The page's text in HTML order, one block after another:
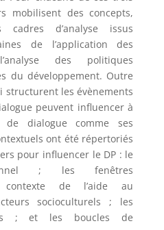
mobilisent des concepts,
d’analyse issus
de l’application des
des politiques
du développement. Outre
structurent les évènements
peuvent influencer à
dialogue comme ses
ont été répertoriés
pour influencer le DP : le
; les fenêtres
de l’aide au
socioculturels ; les
; et les boucles de